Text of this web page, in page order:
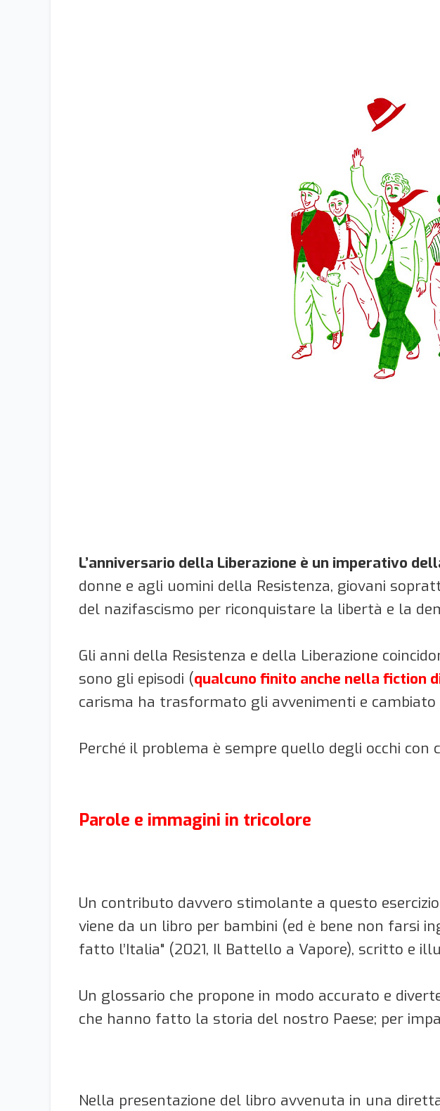
L’anniversario della Liberazione è un imperativo
donne e agli uomini della Resistenza, giovani
del nazifascismo per riconquistare la libertà e la
Gli anni della Resistenza e della Liberazione
sono gli episodi (qualcuno finito anche nella fiction
carisma ha trasformato gli avvenimenti e cambiato
Perché il problema è sempre quello degli occhi
Parole e immagini in tricolore
Un contributo davvero stimolante a questo
viene da un libro per bambini (ed è bene non farsi
fatto l’Italia" (2021, Il Battello a Vapore), scritto e
Un glossario che propone in modo accurato e
che hanno fatto la storia del nostro Paese; per
Nella presentazione del libro avvenuta in una